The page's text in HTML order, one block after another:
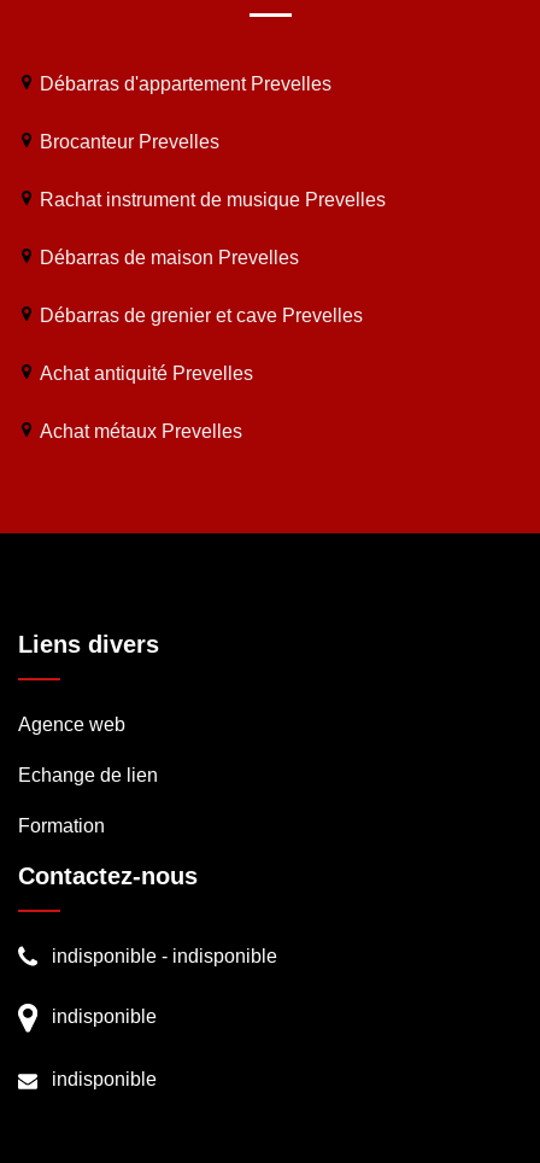
Débarras d'appartement Prevelles
Brocanteur Prevelles
Rachat instrument de musique Prevelles
Débarras de maison Prevelles
Débarras de grenier et cave Prevelles
Achat antiquité Prevelles
Achat métaux Prevelles
Liens divers
Agence web
Echange de lien
Formation
Contactez-nous
indisponible - indisponible
indisponible
indisponible